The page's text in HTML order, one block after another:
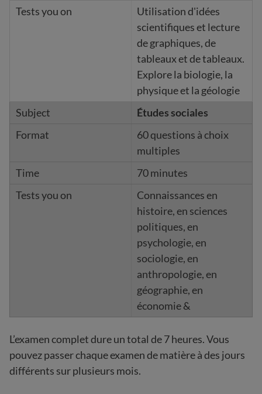
Utilisation d'idées
scientifiques et lecture
de graphiques, de
tableaux et de tableaux.
Explore la biologie, la
physique et la géologie
Études sociales
60 questions à choix
multiples
70 minutes
Connaissances en
histoire, en sciences
politiques, en
psychologie, en
sociologie, en
anthropologie, en
géographie, en
économie &
L’examen complet dure un total de 7 heures. Vous
pouvez passer chaque examen de matière à des jours
différents sur plusieurs mois.